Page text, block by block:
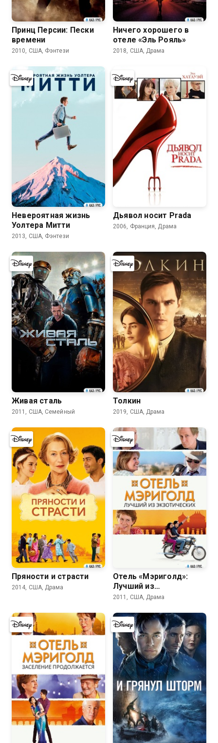
Принц Персии: Пески
времени
2010, США, Фэнтези
Ничего хорошего в
отеле «Эль Рояль»
2018, США, Драма
7.7
Невероятная жизнь
Уолтера Митти
2013, США, Фэнтези
7.7
Дьявол носит Prada
2006, Франция, Драма
Живая сталь
2011, США, Семейный
7.3
Толкин
2019, США, Драма
7.5
Пряности и страсти
2014, США, Драма
Отель «Мэриголд»:
Лучший из
экзотических
2011, США, Драма
7.0